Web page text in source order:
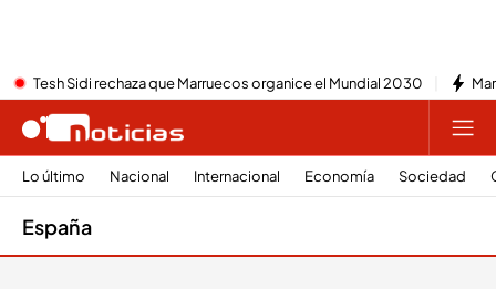
Tesh Sidi rechaza que Marruecos organice el Mundial 2030
Lo último Nacional Internacional Economía Sociedad
España